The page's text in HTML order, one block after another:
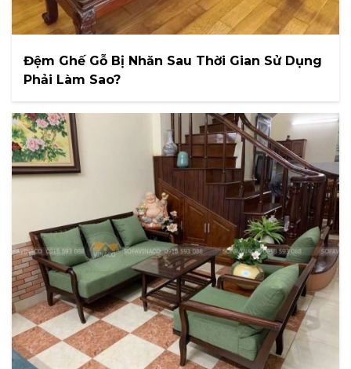
Đệm Ghế Gỗ Bị Nhăn Sau Thời Gian Sử Dụng
Phải Làm Sao?